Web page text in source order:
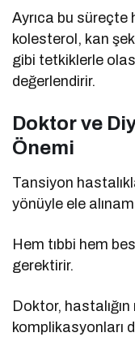
Ayrıca bu
kolesterol, kan
gibi tetkiklerle
değerlendirir.
Doktor ve
Önemi
Tansiyon
yönüyle ele
Hem tıbbi hem
gerektirir.
Doktor,
komplikasyonları